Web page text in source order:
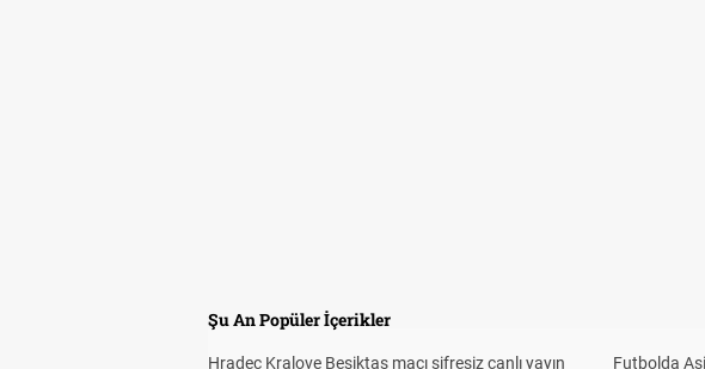
Şu An Popüler İçerikler
Hradec Kralove Beşiktaş maçı şifresiz canlı yayın
Futbolda